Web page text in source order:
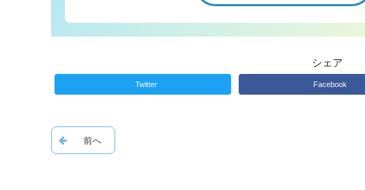
シェア
Twitter Facebook